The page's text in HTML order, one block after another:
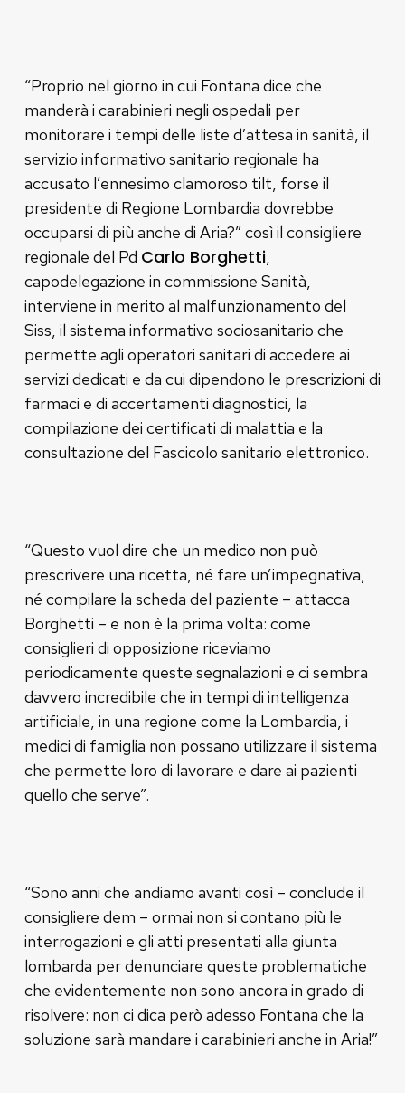
“Proprio nel giorno in cui Fontana dice che
manderà i carabinieri negli ospedali per
monitorare i tempi delle liste d’attesa in sanità, il
servizio informativo sanitario regionale ha
accusato l’ennesimo clamoroso tilt, forse il
presidente di Regione Lombardia dovrebbe
occuparsi di più anche di Aria?” così il consigliere
regionale del Pd Carlo Borghetti,
capodelegazione in commissione Sanità,
interviene in merito al malfunzionamento del
Siss, il sistema informativo sociosanitario che
permette agli operatori sanitari di accedere ai
servizi dedicati e da cui dipendono le prescrizioni di
farmaci e di accertamenti diagnostici, la
compilazione dei certificati di malattia e la
consultazione del Fascicolo sanitario elettronico.
“Questo vuol dire che un medico non può
prescrivere una ricetta, né fare un’impegnativa,
né compilare la scheda del paziente – attacca
Borghetti – e non è la prima volta: come
consiglieri di opposizione riceviamo
periodicamente queste segnalazioni e ci sembra
davvero incredibile che in tempi di intelligenza
artificiale, in una regione come la Lombardia, i
medici di famiglia non possano utilizzare il sistema
che permette loro di lavorare e dare ai pazienti
quello che serve”.
“Sono anni che andiamo avanti così – conclude il
consigliere dem – ormai non si contano più le
interrogazioni e gli atti presentati alla giunta
lombarda per denunciare queste problematiche
che evidentemente non sono ancora in grado di
risolvere: non ci dica però adesso Fontana che la
soluzione sarà mandare i carabinieri anche in Aria!”